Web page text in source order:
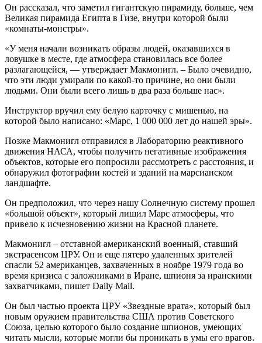
Он рассказал, что заметил гигантскую пирамиду, больше, чем
Великая пирамида Египта в Гизе, внутри которой были
«комнаты-монстры».
«У меня начали возникать образы людей, оказавшихся в
ловушке в месте, где атмосфера становилась все более
разлагающейся, — утверждает Макмонигл. – Было очевидно,
что эти люди умирали по какой-то причине, но они были
людьми. Они были всего лишь в два раза больше нас».
Инструктор вручил ему белую карточку с мишенью, на
которой было написано: «Марс, 1 000 000 лет до нашей эры».
Позже Макмонигл отправился в Лабораторию реактивного
движения НАСА, чтобы получить негативные изображения
объектов, которые его попросили рассмотреть с расстояния, и
обнаружил фотографии костей и зданий на марсианском
ландшафте.
Он предположил, что через нашу Солнечную систему прошел
«большой объект», который лишил Марс атмосферы, что
привело к исчезновению жизни на Красной планете.
Макмонигл – отставной американский военный, ставший
экстрасенсом ЦРУ. Он и еще пятеро удаленных зрителей
спасли 52 американцев, захваченных в ноябре 1979 года во
время кризиса с заложниками в Иране, шпионя за иранскими
захватчиками, пишет Daily Mail.
Он был частью проекта ЦРУ «Звездные врата», который был
новым оружием правительства США против Советского
Союза, целью которого было создание шпионов, умеющих
читать мысли, которые могли бы проникать в умы его врагов.